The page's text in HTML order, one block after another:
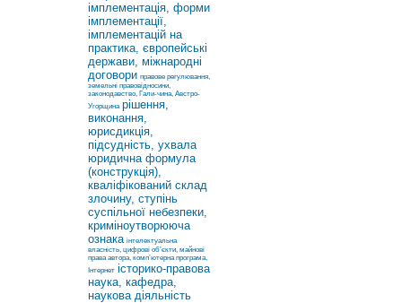
імплементація, форми
імплементації,
імплементацій на
практика, європейські
держави, міжнародні
договори правове регулювання,
земельні правовідносини,
законодавство, Гали-чина, Австро-
Угорщина рішення,
виконання,
юрисдикція,
підсудність, ухвала
юридична формула
(конструкція),
кваліфікований склад
злочину, ступінь
суспільної небезпеки,
криміноутворююча
ознака інтелектуальна
власність, цифрові об’єкти, майнові
права автора, комп’ютерна програма,
Інтернет історико-правова
наука, кафедра,
наукова діяльність